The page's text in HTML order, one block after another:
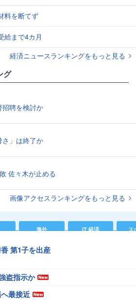
料を断てず
給まで4カ月
経済ニュースランキングをもっと見る
グ
聘を検討か
」は終了か
佐々木が止める
画像アクセスランキングをもっと見る
海外 IT 経済 ス
第1子を出産
盗指示か
最接近